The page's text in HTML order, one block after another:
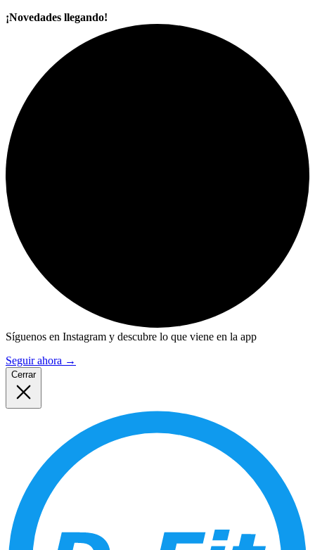
¡Novedades llegando!
Síguenos en Instagram y descubre lo que viene en la app
Seguir ahora →
Cerrar